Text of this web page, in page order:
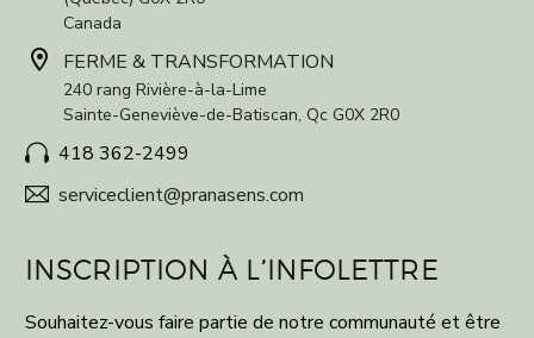
Canada

 FERME & TRANSFORMATION
240 rang Rivière-à-la-Lime
Sainte-Geneviève-de-Batiscan, Qc G0X 2R0

 418 362-2499

 serviceclient@pranasens.com
INSCRIPTION À L’INFOLETTRE
Souhaitez-vous faire partie de notre communauté et être